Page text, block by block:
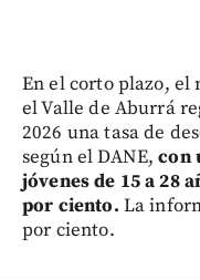
En el corto plazo,
el Valle de Aburrá
2026 una tasa de
según el DANE,con
jóvenes de 15 a 28
por ciento. La
por ciento.